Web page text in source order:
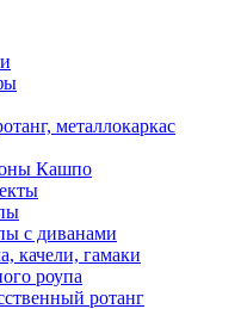
металлокаркас
Кашпо
с диванами
качели, гамаки
роупа
ротанг